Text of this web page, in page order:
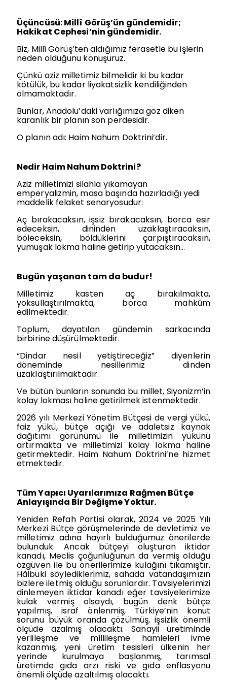
Üçüncüsü: Millî Görüş’ün gündemidir;
Hakikat Cephesi’nin gündemidir.
Biz, Millî Görüş’ten aldığımız ferasetle bu işlerin
neden olduğunu konuşuruz.
Çünkü aziz milletimiz bilmelidir ki bu kadar
kötülük, bu kadar liyakatsizlik kendiliğinden
olmamaktadır.
Bunlar, Anadolu’daki varlığımıza göz diken
karanlık bir planın son perdesidir.
O planın adı: Haim Nahum Doktrini’dir.
Nedir Haim Nahum Doktrini?
Aziz milletimizi silahla yıkamayan
emperyalizmin, masa başında hazırladığı yedi
maddelik felaket senaryosudur:
Aç bırakacaksın, işsiz bırakacaksın, borca esir
edeceksin, dininden uzaklaştıracaksın,
böleceksin, böldüklerini çarpıştıracaksın,
yumuşak lokma haline getirip yutacaksın…
Bugün yaşanan tam da budur!
Milletimiz kasten aç bırakılmakta,
yoksullaştırılmakta, borca mahkûm
edilmektedir.
Toplum, dayatılan gündemin sarkacında
birbirine düşürülmektedir.
“Dindar nesil yetiştireceğiz” diyenlerin
döneminde nesillerimiz dinden
uzaklaştırılmaktadır.
Ve bütün bunların sonunda bu millet, Siyonizm’in
kolay lokması haline getirilmek istenmektedir.
2026 yılı Merkezi Yönetim Bütçesi de vergi yükü,
faiz yükü, bütçe açığı ve adaletsiz kaynak
dağıtımı görünümü ile milletimizin yükünü
artırmakta ve milletimizi kolay lokma haline
getirmektedir. Haim Nahum Doktrini’ne hizmet
etmektedir.
Tüm Yapıcı Uyarılarımıza Rağmen Bütçe
Anlayışında Bir Değişme Yoktur.
Yeniden Refah Partisi olarak, 2024 ve 2025 Yılı
Merkezi Bütçe görüşmelerinde de devletimiz ve
milletimiz adına hayırlı bulduğumuz önerilerde
bulunduk. Ancak bütçeyi oluşturan iktidar
kanadı, Meclis çoğunluğunun da vermiş olduğu
özgüven ile bu önerilerimize kulağını tıkamıştır.
Hâlbuki söylediklerimiz, sahada vatandaşımızın
bizlere iletmiş olduğu sorunlardır. Tavsiyelerimizi
dinlemeyen iktidar kanadı eğer tavsiyelerimize
kulak vermiş olsaydı, bugün denk bütçe
yapılmış, israf önlenmiş, Türkiye’nin konut
sorunu büyük oranda çözülmüş, işsizlik önemli
ölçüde azalmış olacaktı. Sanayii üretiminde
yerlileşme ve millileşme hamleleri ivme
kazanmış, yeni üretim tesisleri ülkenin her
yerinde kurulmaya başlanmış, tarımsal
üretimde gıda arzı riski ve gıda enflasyonu
önemli ölçüde azaltılmış olacaktı.